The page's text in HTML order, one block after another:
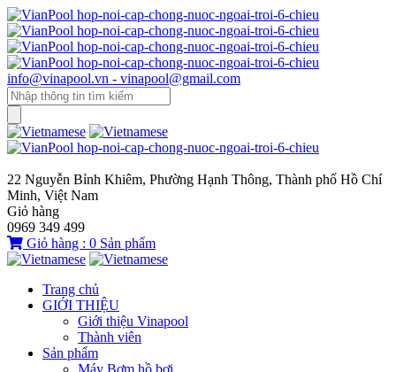
info@vinapool.vn - vinapool@gmail.com
22 Nguyễn Bỉnh Khiêm, Phường Hạnh Thông, Thành phố Hồ Chí
Minh, Việt Nam
Giỏ hàng
0969 349 499
Giỏ hàng : 0 Sản phẩm
Trang chủ
GIỚI THIỆU
Giới thiệu Vinapool
Thành viên
Sản phẩm
Máy Bơm hồ bơi